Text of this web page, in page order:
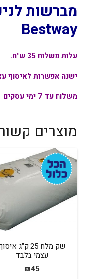
Bestway
עלות משלוח 35 ש"ח.
ישנה אפשרות לאיסוף
משלוח עד 7 ימי עסקים
מוצרים
שק מלח 25 ק"ג
עצמי בלבד
₪45